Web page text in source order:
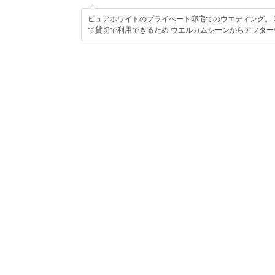
ピュアホワイトのプライベート邸宅でのウエディング
て貸切で利用できるため ウエルカムシーンからアフタ